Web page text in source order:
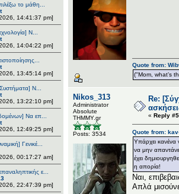
το μάθη...
14:41:37 pm]
Ν...
14:04:22 pm]
13:45:14 pm]
Ν...
13:22:10 pm]
Να επ...
12:49:25 pm]
Γενικέ...
00:17:27 am]
ε...
22:47:39 pm]
Quote from:
("Mom, what’s
Nikos_313
Administrator
Αbsolute
ΤΗΜΜΥ.gr
Posts: 3534
Re:
« Reply
Quote from:
Υπάρχει
να μην
έχει
η απορία!
Ναι,
Απλά